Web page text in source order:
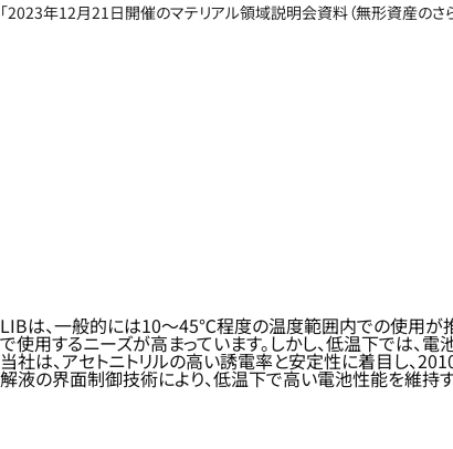
「2023年12月21日開催のマテリアル領域説明会資料（無形資産のさ
LIBは、一般的には10～45℃程度の温度範囲内での使用が
で使用するニーズが高まっています。しかし、低温下では、
当社は、アセトニトリルの高い誘電率と安定性に着目し、
解液の界面制御技術により、低温下で高い電池性能を維持